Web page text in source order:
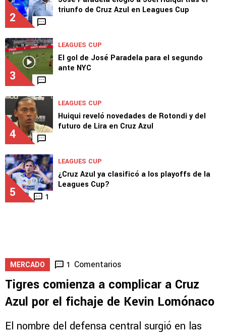
2
triunfo de Cruz Azul en Leagues Cup
3
LEAGUES CUP
El gol de José Paradela para el segundo
ante NYC
4
LEAGUES CUP
Huiqui reveló novedades de Rotondi y del
futuro de Lira en Cruz Azul
5 1
LEAGUES CUP
¿Cruz Azul ya clasificó a los playoffs de la
Leagues Cup?
MERCADO 1 Comentarios
Tigres comienza a complicar a Cruz
Azul por el fichaje de Kevin Lomónaco
El nombre del defensa central surgió en las